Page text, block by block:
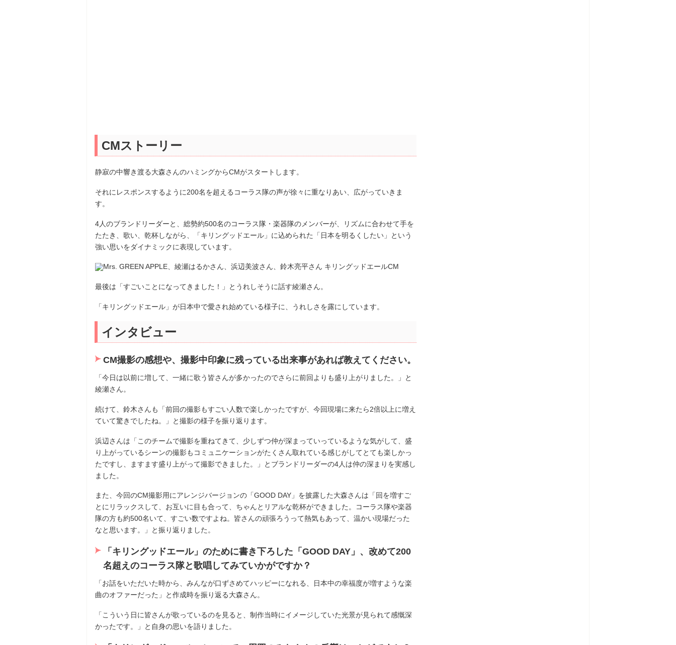
CMストーリー
静寂の中響き渡る大森さんのハミングからCMがスタートします。
それにレスポンスするように200名を超えるコーラス隊の声が徐々に重なりあい、広がっていきま
す。
4人のブランドリーダーと、総勢約500名のコーラス隊・楽器隊のメンバーが、リズムに合わせて手を
たたき、歌い、乾杯しながら、「キリングッドエール」に込められた「日本を明るくしたい」という
強い思いをダイナミックに表現しています。
最後は「すごいことになってきました！」とうれしそうに話す綾瀬さん。
「キリングッドエール」が日本中で愛され始めている様子に、うれしさを露にしています。
インタビュー
CM撮影の感想や、撮影中印象に残っている出来事があれば教えてください。
「今日は以前に増して、一緒に歌う皆さんが多かったのでさらに前回よりも盛り上がりました。」と
綾瀬さん。
続けて、鈴木さんも「前回の撮影もすごい人数で楽しかったですが、今回現場に来たら2倍以上に増え
ていて驚きでしたね。」と撮影の様子を振り返ります。
浜辺さんは「このチームで撮影を重ねてきて、少しずつ仲が深まっていっているような気がして、盛
り上がっているシーンの撮影もコミュニケーションがたくさん取れている感じがしてとても楽しかっ
たですし、ますます盛り上がって撮影できました。」とブランドリーダーの4人は仲の深まりを実感し
ました。
また、今回のCM撮影用にアレンジバージョンの「GOOD DAY」を披露した大森さんは「回を増すご
とにリラックスして、お互いに目も合って、ちゃんとリアルな乾杯ができました。コーラス隊や楽器
隊の方も約500名いて、すごい数ですよね。皆さんの頑張ろうって熱気もあって、温かい現場だった
なと思います。」と振り返りました。
「キリングッドエール」のために書き下ろした「GOOD DAY」、改めて200
名超えのコーラス隊と歌唱してみていかがですか？
「お話をいただいた時から、みんなが口ずさめてハッピーになれる、日本中の幸福度が増すような楽
曲のオファーだった」と作成時を振り返る大森さん。
「こういう日に皆さんが歌っているのを見ると、制作当時にイメージしていた光景が見られて感慨深
かったです。」と自身の思いを語りました。